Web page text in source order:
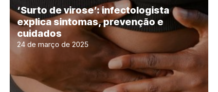
‘Surto de virose’: infectologista
explica sintomas, prevenção e
cuidados
24 de março de 2025